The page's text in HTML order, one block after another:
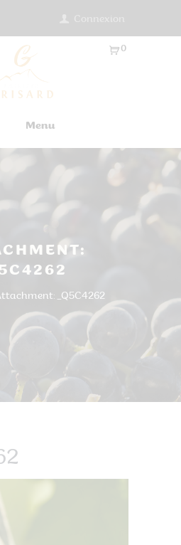
Menu
0
_Q5C4262